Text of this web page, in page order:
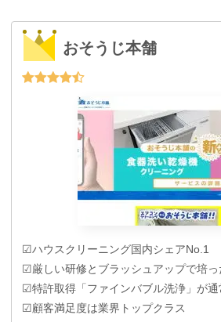
おそうじ本舗
☑ハウスクリーニング国内シェアNo.1
☑厳しい研修とブラッシュアップで培っ
☑特許取得「ファインバブル洗浄」が通
☑顧客満足度は業界トップクラス